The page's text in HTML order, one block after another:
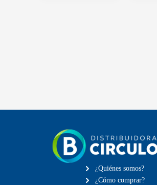
¿Quiénes somos?
¿Cómo comprar?